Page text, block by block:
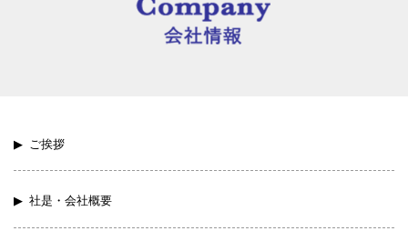
ご挨拶
社是・会社概要